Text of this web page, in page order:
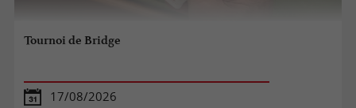
Tournoi de Bridge
17/08/2026